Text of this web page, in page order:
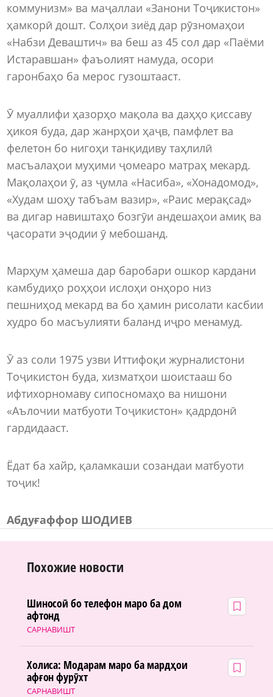
коммунизм» ва маҷаллаи «Занони Тоҷикистон»
ҳамкорӣ дошт. Солҳои зиёд дар рӯзномаҳои
«Набзи Деваштич» ва беш аз 45 сол дар «Паёми
Истаравшан» фаъолият намуда, осори
гаронбаҳо ба мерос гузоштааст.
Ӯ муаллифи ҳазорҳо мақола ва даҳҳо қиссаву
ҳикоя буда, дар жанрҳои ҳаҷв, памфлет ва
фелетон бо нигоҳи танқидиву таҳлилӣ
масъалаҳои муҳими ҷомеаро матраҳ мекард.
Мақолаҳои ӯ, аз ҷумла «Насиба», «Хонадомод»,
«Худам шоҳу табъам вазир», «Раис мерақсад»
ва дигар навиштаҳо бозгӯи андешаҳои амиқ ва
ҷасорати эҷодии ӯ мебошанд.
Марҳум ҳамеша дар баробари ошкор кардани
камбудиҳо роҳҳои ислоҳи онҳоро низ
пешниҳод мекард ва бо ҳамин рисолати касбии
худро бо масъулияти баланд иҷро менамуд.
Ӯ аз соли 1975 узви Иттифоқи журналистони
Тоҷикистон буда, хизматҳои шоистааш бо
ифтихорномаву сипосномаҳо ва нишони
«Аълочии матбуоти Тоҷикистон» қадрдонӣ
гардидааст.
Ёдат ба хайр, қаламкаши созандаи матбуоти
тоҷик!
Абдуғаффор ШОДИЕВ
Похожие новости
САРНАВИШТ
Шиносоӣ бо телефон маро ба дом
афтонд
САРНАВИШТ
Холиса: Модарам маро ба мардҳои
афғон фурӯхт